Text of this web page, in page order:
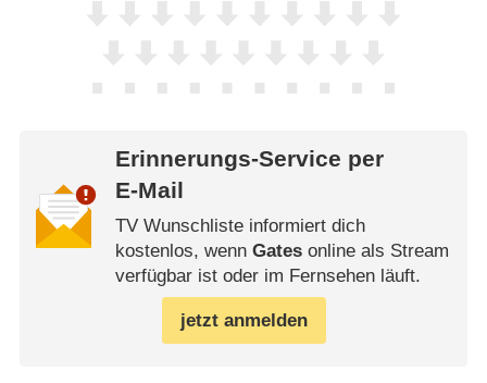
Erinnerungs-Service per
E-Mail
TV Wunschliste informiert dich
kostenlos, wenn Gatesonline als Stream
verfügbar ist oder im Fernsehen läuft.
jetzt anmelden